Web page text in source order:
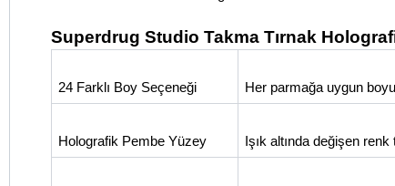
Superdrug Studio Takma Tırnak
24 Farklı Boy Seçeneği Her parmağa uygun
Holografik Pembe Yüzey Işık altında değişen